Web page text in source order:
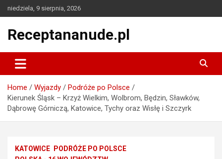
Skip
to
niedziela, 9 sierpnia, 2026
Receptananude.pl
Home Wyjazdy
Podróże po Polsce
Kierunek Śląsk – Krzyż Wielkim, Wolbrom, Będzin, Sławków,
Dąbrowę Górniczą, Katowice, Tychy oraz Wisłę i Szczyrk
KATOWICE
PODRÓŻE PO POLSCE